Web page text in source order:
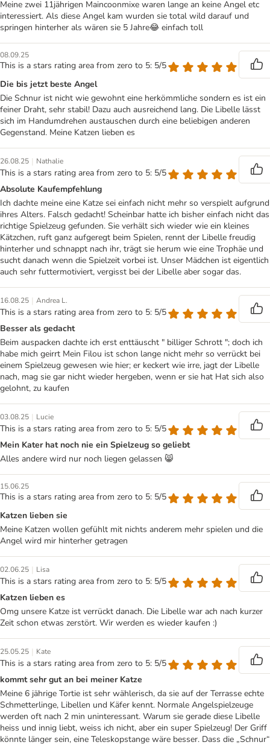
Meine zwei 11jährigen Maincoonmixe waren lange an keine Angel etc
interessiert. Als diese Angel kam wurden sie total wild darauf und
springen hinterher als wären sie 5 Jahre😂 einfach toll
08.09.25
This is a stars rating area from zero to 5: 5/5
Die bis jetzt beste Angel
Die Schnur ist nicht wie gewohnt eine herkömmliche sondern es ist ein
feiner Draht, sehr stabil! Dazu auch ausreichend lang. Die Libelle lässt
sich im Handumdrehen austauschen durch eine beliebigen anderen
Gegenstand. Meine Katzen lieben es
26.08.25 | Nathalie
This is a stars rating area from zero to 5: 5/5
Absolute Kaufempfehlung
Ich dachte meine eine Katze sei einfach nicht mehr so verspielt aufgrund
ihres Alters. Falsch gedacht! Scheinbar hatte ich bisher einfach nicht das
richtige Spielzeug gefunden. Sie verhält sich wieder wie ein kleines
Kätzchen, ruft ganz aufgeregt beim Spielen, rennt der Libelle freudig
hinterher und schnappt nach ihr, trägt sie herum wie eine Trophäe und
sucht danach wenn die Spielzeit vorbei ist. Unser Mädchen ist eigentlich
auch sehr futtermotiviert, vergisst bei der Libelle aber sogar das.
16.08.25 | Andrea L.
This is a stars rating area from zero to 5: 5/5
Besser als gedacht
Beim auspacken dachte ich erst enttäuscht " billiger Schrott "; doch ich
habe mich geirrt Mein Filou ist schon lange nicht mehr so verrückt bei
einem Spielzeug gewesen wie hier; er keckert wie irre, jagt der Libelle
nach, mag sie gar nicht wieder hergeben, wenn er sie hat Hat sich also
gelohnt, zu kaufen
03.08.25 | Lucie
This is a stars rating area from zero to 5: 5/5
Mein Kater hat noch nie ein Spielzeug so geliebt
Alles andere wird nur noch liegen gelassen 😸
15.06.25
This is a stars rating area from zero to 5: 5/5
Katzen lieben sie
Meine Katzen wollen gefühlt mit nichts anderem mehr spielen und die
Angel wird mir hinterher getragen
02.06.25 | Lisa
This is a stars rating area from zero to 5: 5/5
Katzen lieben es
Omg unsere Katze ist verrückt danach. Die Libelle war ach nach kurzer
Zeit schon etwas zerstört. Wir werden es wieder kaufen :)
25.05.25 | Kate
This is a stars rating area from zero to 5: 5/5
kommt sehr gut an bei meiner Katze
Meine 6 jährige Tortie ist sehr wählerisch, da sie auf der Terrasse echte
Schmetterlinge, Libellen und Käfer kennt. Normale Angelspielzeuge
werden oft nach 2 min uninteressant. Warum sie gerade diese Libelle
heiss und innig liebt, weiss ich nicht, aber ein super Spielzeug! Der Griff
könnte länger sein, eine Teleskopstange wäre besser. Dass die „Schnur“